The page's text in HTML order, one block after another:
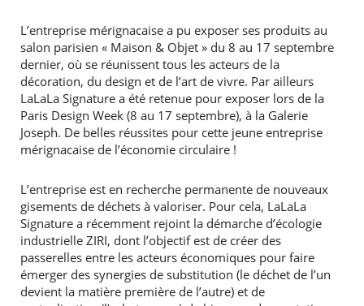
L’entreprise mérignacaise a pu exposer ses produits au
salon parisien « Maison & Objet » du 8 au 17 septembre
dernier, où se réunissent tous les acteurs de la
décoration, du design et de l’art de vivre. Par ailleurs
LaLaLa Signature a été retenue pour exposer lors de la
Paris Design Week (8 au 17 septembre), à la Galerie
Joseph. De belles réussites pour cette jeune entreprise
mérignacaise de l’économie circulaire !
L’entreprise est en recherche permanente de nouveaux
gisements de déchets à valoriser. Pour cela, LaLaLa
Signature a récemment rejoint la démarche d’écologie
industrielle ZIRI, dont l’objectif est de créer des
passerelles entre les acteurs économiques pour faire
émerger des synergies de substitution (le déchet de l’un
devient la matière première de l’autre) et de